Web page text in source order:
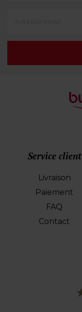
Service client
Livraison
Paiement
FAQ
Contact